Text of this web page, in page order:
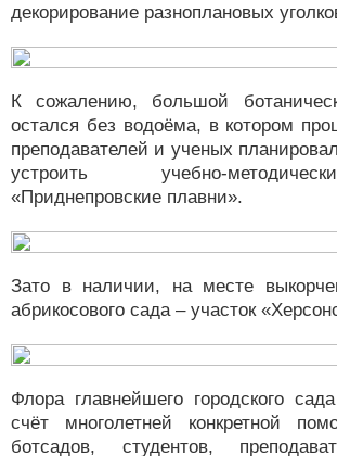
декорирование разноплановых
К сожалению, большой
остался без водоёма, в котором
преподавателей и ученых
устроить учебно-
«Приднепровские плавни».
Зато в наличии, на месте
абрикосового сада – участок
Флора главнейшего городского
счёт многолетней конкретной
ботсадов, студентов,